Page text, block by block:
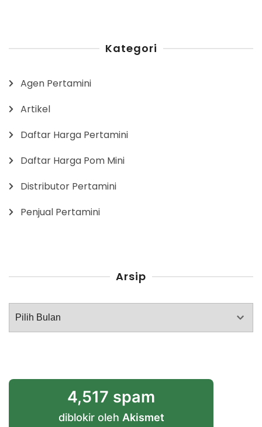
Kategori
Agen Pertamini
Artikel
Daftar Harga Pertamini
Daftar Harga Pom Mini
Distributor Pertamini
Penjual Pertamini
Arsip
Arsip
4,517 spam
diblokir oleh Akismet